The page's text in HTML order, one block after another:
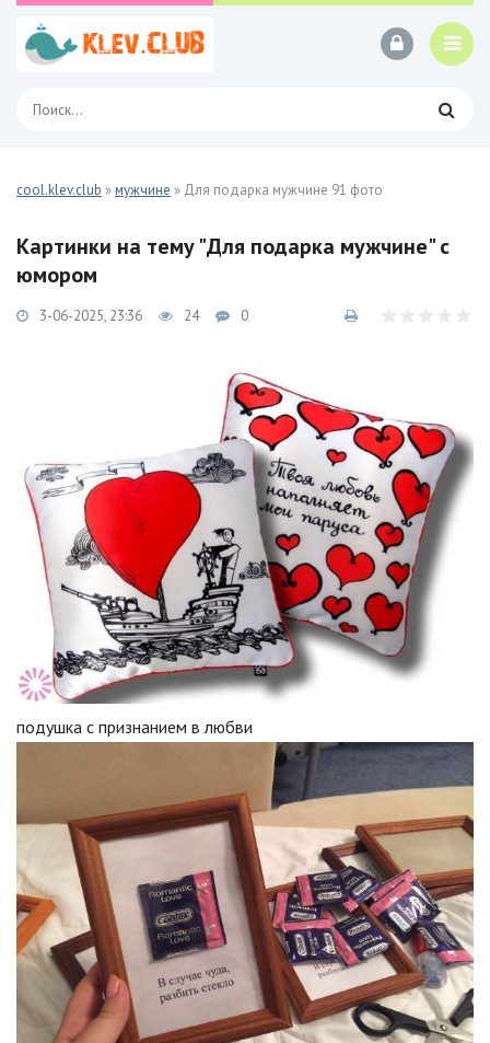
cool.klev.club »мужчине » Для подарка мужчине 91 фото
Картинки на тему "Для подарка мужчине" с
юмором
3-06-2025, 23:36 24 0
подушка с признанием в любви